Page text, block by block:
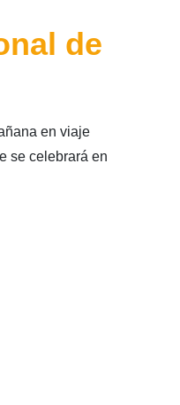
de
en viaje
se celebrará en